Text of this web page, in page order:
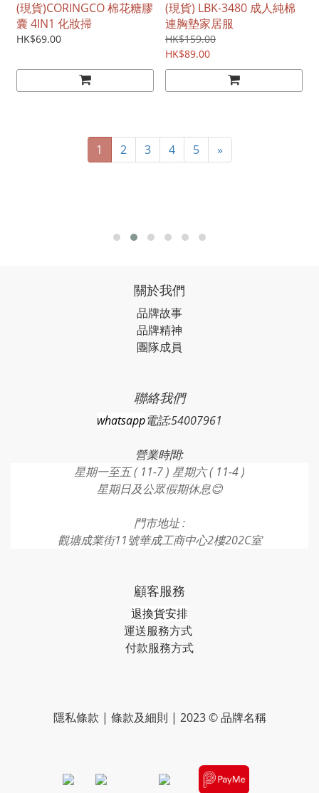
(現貨)CORINGCO 棉花糖膠
囊 4IN1 化妝掃
HK$69.00
(現貨) LBK-3480 成人純棉
連胸墊家居服
HK$159.00
HK$89.00
1 2 3 4 5 »
關於我們
品牌故事
品牌精神
團隊成員
聯絡我們
whatsapp電話:54007961
營業時間:
星期一至五 ( 11-7 ) 星期六 ( 11-4 )
星期日及公眾假期休息😊
門市地址 :
觀塘成業街11號華成工商中心2樓202C室
顧客服務
退換貨安排
運送服務方式
付款服務方式​​​
隱私條款 | 條款及細則 | 2023 © 品牌名稱